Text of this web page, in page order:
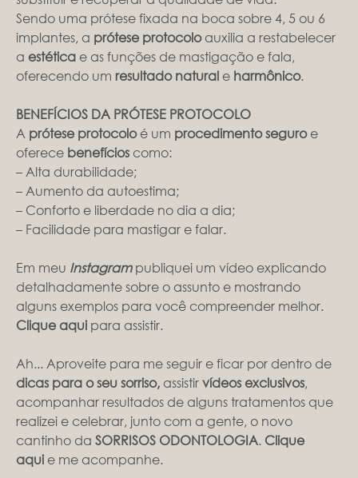
Sendo uma prótese fixada na boca sobre 4, 5 ou 6
implantes, a prótese protocoloauxilia a restabelecer
a estética e as funções de mastigação e fala,
oferecendo um resultado natural e harmônico.
BENEFÍCIOS DA PRÓTESE PROTOCOLO
A prótese protocoloé um procedimento seguroe
oferece benefícios como:
– Alta durabilidade;
– Aumento da autoestima;
– Conforto e liberdade no dia a dia;
– Facilidade para mastigar e falar.
Em meu Instagrampubliquei um vídeo explicando
detalhadamente sobre o assunto e mostrando
alguns exemplos para você compreender melhor.
Clique aqui para assistir.
Ah... Aproveite para me seguir e ficar por dentro de
dicas para o seu sorriso, assistirvídeos exclusivos,
acompanhar resultados de alguns tratamentos que
realizei e celebrar, junto com a gente, o novo
cantinho da SORRISOS ODONTOLOGIA. Clique
aqui e me acompanhe.